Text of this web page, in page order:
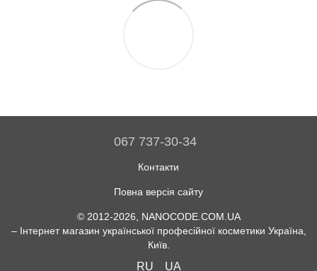
067 737-30-34
Контакти
Повна версія сайту
© 2012-2026, NANOCODE.COM.UA
– Інтернет магазин української професійної косметики Україна,
Київ.
RU UA